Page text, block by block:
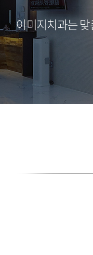
이미지치과는